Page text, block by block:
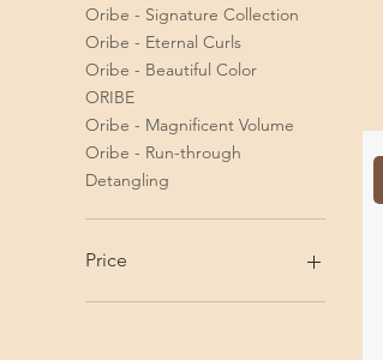
Oribe - Signature Collection
Oribe - Eternal Curls
Oribe - Beautiful Color
ORIBE
Oribe - Magnificent Volume
Oribe - Run-through
Detangling
Price